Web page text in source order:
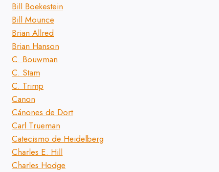
Bill Boekestein
Bill Mounce
Brian Allred
Brian Hanson
C. Bouwman
C. Stam
C. Trimp
Canon
Cánones de Dort
Carl Trueman
Catecismo de Heidelberg
Charles E. Hill
Charles Hodge